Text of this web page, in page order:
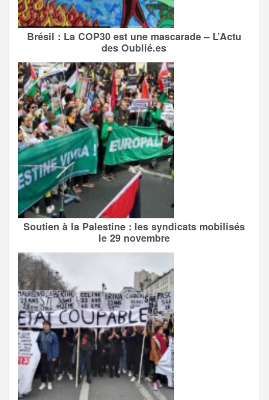
Brésil : La COP30 est une mascarade – L’Actu
des Oublié.es
Soutien à la Palestine : les syndicats mobilisés
le 29 novembre